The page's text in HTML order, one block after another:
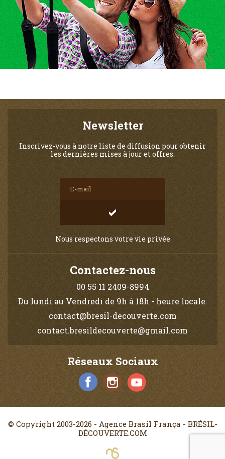
Newsletter
Inscrivez-vous à notre liste de diffusion pour obtenir
les dernières mises à jour et offres.
Nous respectons votre vie privée
Contactez-nous
00 55 11 2409-8994
Du lundi au Vendredi de 9h à 18h - heure locale.
contact@bresil-decouverte.com
contact.bresildecouverte@gmail.com
Réseaux Sociaux
© Copyright 2003-2026 - Agence Brasil França - BRÉSIL-
DÉCOUVERTE.COM